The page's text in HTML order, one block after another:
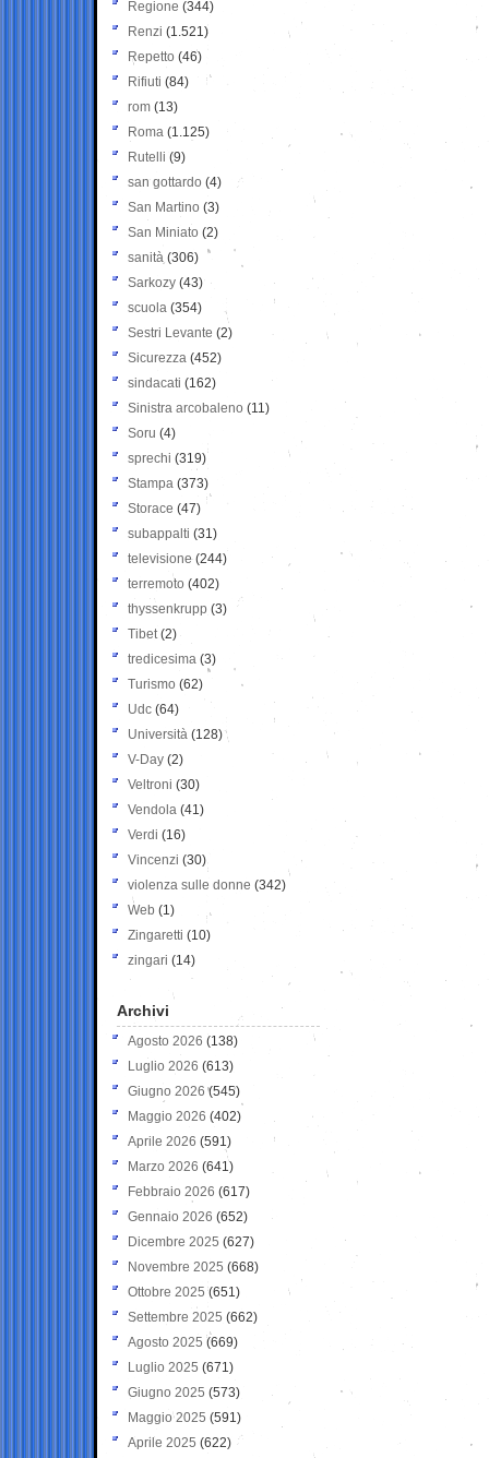
Regione (344)
Renzi (1.521)
Repetto (46)
Rifiuti (84)
rom (13)
Roma (1.125)
Rutelli (9)
san gottardo (4)
San Martino (3)
San Miniato (2)
sanità (306)
Sarkozy (43)
scuola (354)
Sestri Levante (2)
Sicurezza (452)
sindacati (162)
Sinistra arcobaleno (11)
Soru (4)
sprechi (319)
Stampa (373)
Storace (47)
subappalti (31)
televisione(244)
terremoto (402)
thyssenkrupp (3)
Tibet(2)
tredicesima (3)
Turismo (62)
Udc (64)
Università (128)
V-Day (2)
Veltroni (30)
Vendola (41)
Verdi (16)
Vincenzi (30)
violenza sulle donne (342)
Web (1)
Zingaretti (10)
zingari (14)
Archivi
Agosto 2026 (138)
Luglio 2026 (613)
Giugno 2026 (545)
Maggio 2026 (402)
Aprile 2026 (591)
Marzo 2026 (641)
Febbraio 2026 (617)
Gennaio 2026 (652)
Dicembre 2025 (627)
Novembre 2025 (668)
Ottobre 2025 (651)
Settembre 2025 (662)
Agosto 2025 (669)
Luglio 2025 (671)
Giugno 2025 (573)
Maggio 2025 (591)
Aprile 2025 (622)